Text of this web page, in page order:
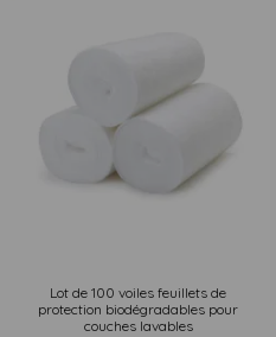
Lot de 100 voiles feuillets de
protection biodégradables pour
couches lavables